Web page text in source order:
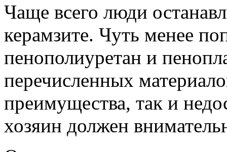
Чаще всего люди
керамзите. Чуть менее
пенополиуретан и
перечисленных
преимущества, так и
хозяин должен